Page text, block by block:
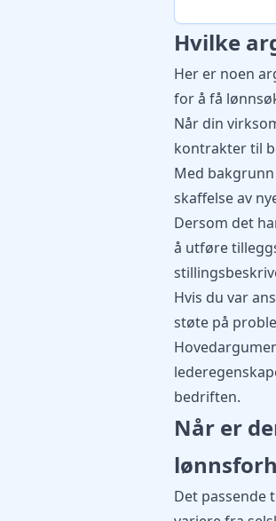
Hvilke
Her er noen
for å få
Når din
kontrakter til
Med
skaffelse av
Dersom det
å utføre
Hvis du var
støte på
bedriften.
Når er
Det